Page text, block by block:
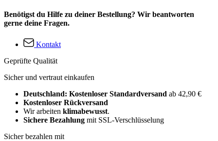
Benötigst du Hilfe zu deiner Bestellung? Wir beantworten
gerne deine Fragen.
Kontakt
Geprüfte Qualität
Sicher und vertraut einkaufen
Deutschland: Kostenloser Standardversand ab 42,90 €
Kostenloser Rückversand
Wir arbeiten klimabewusst.
Sichere Bezahlung mit SSL-Verschlüsselung
Sicher bezahlen mit